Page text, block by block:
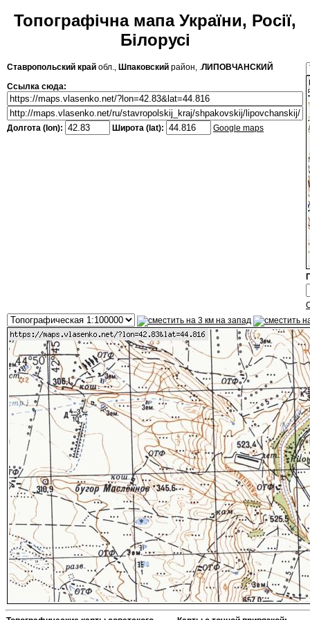
Топографічна мапа України, Росії,
Білорусі
Ставропольский край обл., Шпаковский район, .ЛИПОВЧАНСКИЙ
Ссылка сюда:
Долгота (lon): Широта (lat): Google maps